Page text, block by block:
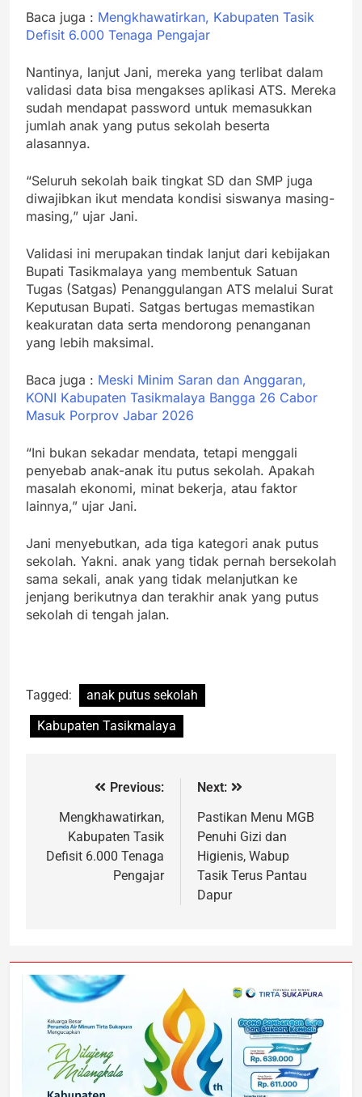
Baca juga : Mengkhawatirkan, Kabupaten Tasik
Defisit 6.000 Tenaga Pengajar
Nantinya, lanjut Jani, mereka yang terlibat dalam
validasi data bisa mengakses aplikasi ATS. Mereka
sudah mendapat password untuk memasukkan
jumlah anak yang putus sekolah beserta
alasannya.
“Seluruh sekolah baik tingkat SD dan SMP juga
diwajibkan ikut mendata kondisi siswanya masing-
masing,” ujar Jani.
Validasi ini merupakan tindak lanjut dari kebijakan
Bupati Tasikmalaya yang membentuk Satuan
Tugas (Satgas) Penanggulangan ATS melalui Surat
Keputusan Bupati. Satgas bertugas memastikan
keakuratan data serta mendorong penanganan
yang lebih maksimal.
Baca juga : Meski Minim Saran dan Anggaran,
KONI Kabupaten Tasikmalaya Bangga 26 Cabor
Masuk Porprov Jabar 2026
“Ini bukan sekadar mendata, tetapi menggali
penyebab anak-anak itu putus sekolah. Apakah
masalah ekonomi, minat bekerja, atau faktor
lainnya,” ujar Jani.
Jani menyebutkan, ada tiga kategori anak putus
sekolah. Yakni. anak yang tidak pernah bersekolah
sama sekali, anak yang tidak melanjutkan ke
jenjang berikutnya dan terakhir anak yang putus
sekolah di tengah jalan.
Tagged:
anak putus sekolah
Kabupaten Tasikmalaya
Previous:
Mengkhawatirkan,
Kabupaten Tasik
Defisit 6.000 Tenaga
Pengajar
Next:
Pastikan Menu MGB
Penuhi Gizi dan
Higienis, Wabup
Tasik Terus Pantau
Dapur